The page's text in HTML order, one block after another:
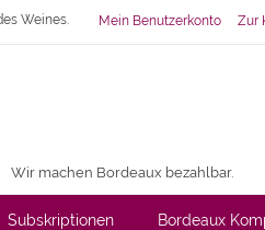
Weines. Mein Benutzerkonto Zur
Wir machen Bordeaux bezahlbar.
Subskriptionen Bordeaux